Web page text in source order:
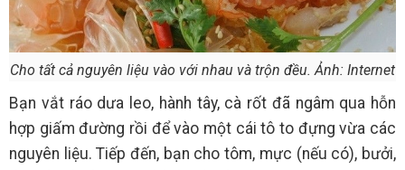
Cho tất cả nguyên liệu vào với nhau và trộn đều. Ảnh: Internet
Bạn vắt ráo dưa leo, hành tây, cà rốt đã ngâm qua hỗn
hợp giấm đường rồi để vào một cái tô to đựng vừa các
nguyên liệu. Tiếp đến, bạn cho tôm, mực (nếu có), bưởi,